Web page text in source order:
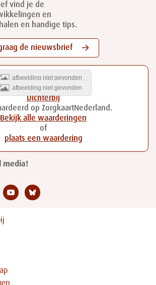
vind je de
en
en handige tips.
de nieuwsbrief
Dichterbij
op ZorgkaartNederland.
Bekijk alle waarderingen
of
plaats een waardering
media!